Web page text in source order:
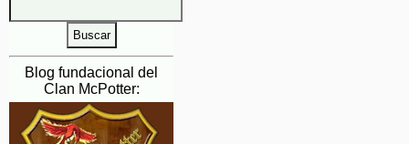
Blog fundacional del
Clan McPotter: